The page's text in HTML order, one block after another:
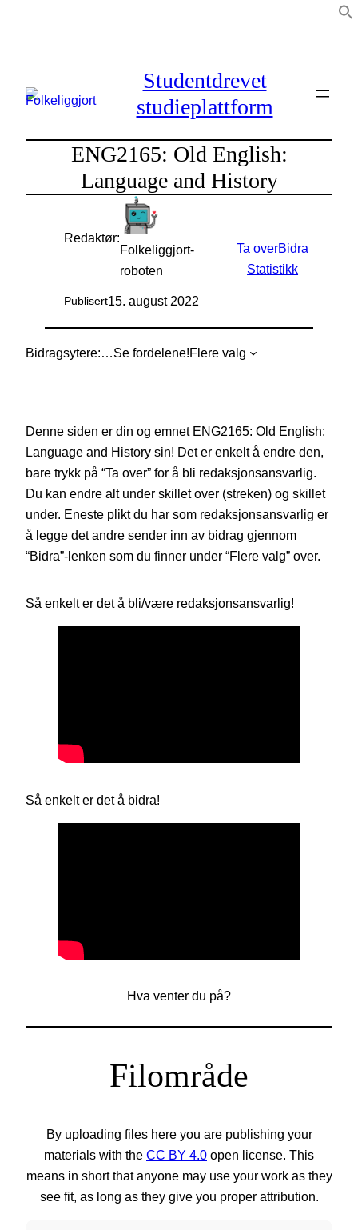
Studentdrevet
studieplattform
ENG2165: Old English:
Language and History
Redaktør:
Folkeliggjort-
roboten
Publisert15. august 2022
Ta overBidra
Statistikk
Bidragsytere: Se fordelene!Flere valg
Denne siden er din og emnet ENG2165: Old English:
Language and History sin! Det er enkelt å endre den,
bare trykk på “Ta over” for å bli redaksjonsansvarlig.
Du kan endre alt under skillet over (streken) og skillet
under. Eneste plikt du har som redaksjonsansvarlig er
å legge det andre sender inn av bidrag gjennom
“Bidra”-lenken som du finner under “Flere valg” over.
Så enkelt er det å bli/være redaksjonsansvarlig!
Så enkelt er det å bidra!
Hva venter du på?
Filområde
By uploading files here you are publishing your
materials with the CC BY 4.0 open license. This
means in short that anyone may use your work as they
see fit, as long as they give you proper attribution.